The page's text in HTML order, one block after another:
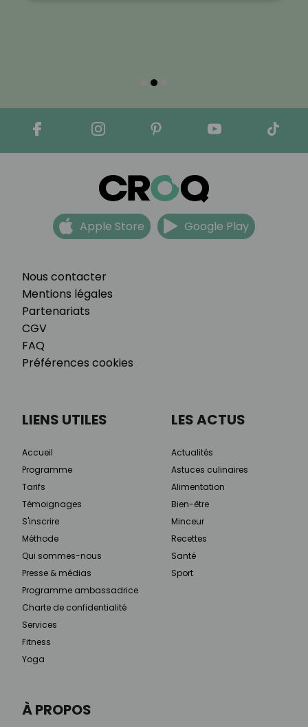
Nous contacter
Mentions légales
Partenariats
CGV
FAQ
Préférences cookies
Apple Store Google Play
À PROPOS
LIENS UTILES
Accueil
Programme
Tarifs
Témoignages
S'inscrire
Méthode
Qui sommes-nous
Presse & médias
Programme ambassadrice
Charte de confidentialité
Services
Fitness
Yoga
LES ACTUS
Actualités
Astuces culinaires
Alimentation
Bien-être
Minceur
Recettes
Santé
Sport